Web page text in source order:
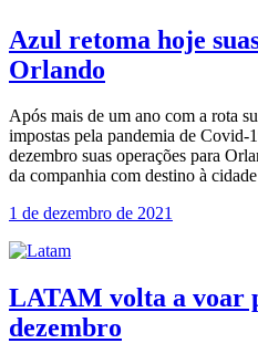
Azul retoma hoje
Orlando
Após mais de um ano com a rota
impostas pela pandemia de Covid-
dezembro suas operações para
da companhia com destino à
1 de dezembro de 2021
LATAM volta a voar
dezembro